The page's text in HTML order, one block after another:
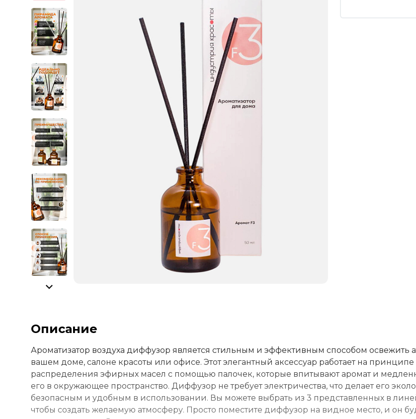
Описание
Ароматизатор воздуха диффузор является стильным и эффективным способом освежить
вашем доме, салоне красоты или офисе. Этот элегантный аксессуар работает на принципе
распределения эфирных масел с помощью палочек, которые впитывают аромат и
его в окружающее пространство. Диффузор не требует электричества, что делает его
безопасным и удобным в использовании. Вы можете выбрать из 3 представленных в
чтобы создать желаемую атмосферу. Просто поместите диффузор на видное место, и он